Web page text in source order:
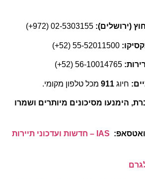
(ירושלים):
חיוג 911 מכל טלפון מקומי.
הימנעו מסיכונים מיותרים ושמרו
IAS – חדשות ועדכוני תיירות